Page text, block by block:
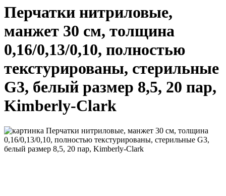
Перчатки нитриловые,
манжет 30 см, толщина
0,16/0,13/0,10, полностью
текстурированы, стерильные
G3, белый размер 8,5, 20 пар,
Kimberly-Clark